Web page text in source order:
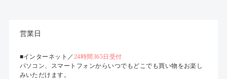
営業日
■インターネット／ 24時間365日受付
パソコン、スマートフォンからいつでもどこでも買い物をお楽し
みいただけます。